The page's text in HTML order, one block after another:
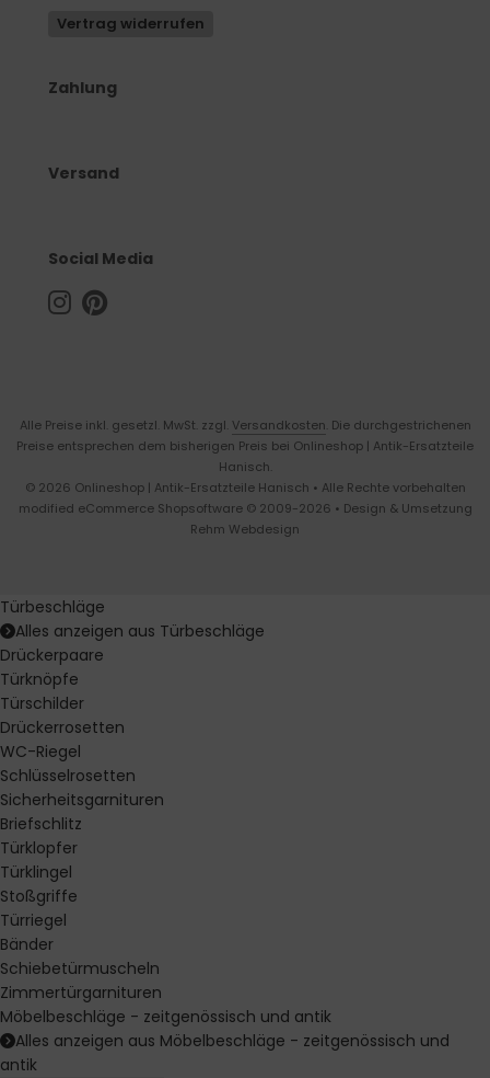
Vertrag widerrufen
Zahlung
Versand
Social Media
Alle Preise inkl. gesetzl. MwSt. zzgl. Versandkosten . Die durchgestrichenen
Preise entsprechen dem bisherigen Preis bei Onlineshop | Antik-Ersatzteile
Hanisch.
© 2026 Onlineshop | Antik-Ersatzteile Hanisch • Alle Rechte vorbehalten
modified eCommerce Shopsoftware © 2009-2026 • Design & Umsetzung
Rehm Webdesign
Türbeschläge
Alles anzeigen aus Türbeschläge
Drückerpaare
Türknöpfe
Türschilder
Drückerrosetten
WC-Riegel
Schlüsselrosetten
Sicherheitsgarnituren
Briefschlitz
Türklopfer
Türklingel
Stoßgriffe
Türriegel
Bänder
Schiebetürmuscheln
Zimmertürgarnituren
Möbelbeschläge - zeitgenössisch und antik
Alles anzeigen aus Möbelbeschläge - zeitgenössisch und
antik